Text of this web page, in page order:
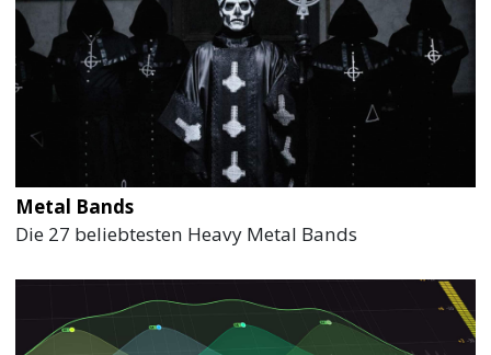
Metal Bands
Die 27 beliebtesten Heavy Metal Bands